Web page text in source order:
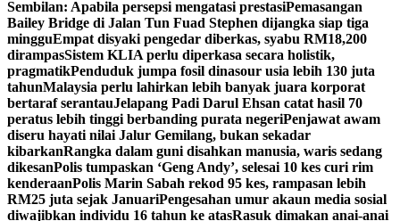
Sembilan: Apabila persepsi mengatasi prestasiPemasangan
Bailey Bridge di Jalan Tun Fuad Stephen dijangka siap tiga
mingguEmpat disyaki pengedar diberkas, syabu RM18,200
dirampasSistem KLIA perlu diperkasa secara holistik,
pragmatikPenduduk jumpa fosil dinasour usia lebih 130 juta
tahunMalaysia perlu lahirkan lebih banyak juara korporat
bertaraf serantauJelapang Padi Darul Ehsan catat hasil 70
peratus lebih tinggi berbanding purata negeriPenjawat awam
diseru hayati nilai Jalur Gemilang, bukan sekadar
kibarkanRangka dalam guni disahkan manusia, waris sedang
dikesanPolis tumpaskan ‘Geng Andy’, selesai 10 kes curi rim
kenderaanPolis Marin Sabah rekod 95 kes, rampasan lebih
RM25 juta sejak JanuariPengesahan umur akaun media sosial
diwajibkan individu 16 tahun ke atasRasuk dimakan anai-anai